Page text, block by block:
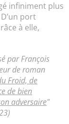
infiniment plus
port
à elle,
par François
de roman
Froid, de
de bien
adversaire"